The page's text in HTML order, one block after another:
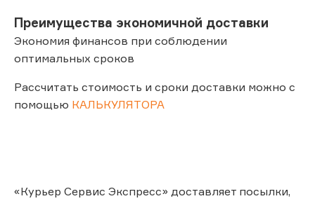
Преимущества экономичной доставки
Экономия финансов при соблюдении
оптимальных сроков
Рассчитать стоимость и сроки доставки можно с
помощью КАЛЬКУЛЯТОРА
«Курьер Сервис Экспресс» доставляет посылки,